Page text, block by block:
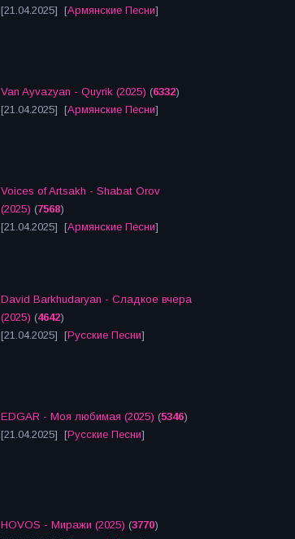
[21.04.2025] [Армянские Песни]
Van Ayvazyan - Quyrik (2025) (6332)
[21.04.2025] [Армянские Песни]
Voices of Artsakh - Shabat Orov
(2025) (7568)
[21.04.2025] [Армянские Песни]
David Barkhudaryan - Сладкое вчера
(2025) (4642)
[21.04.2025] [Русские Песни]
EDGAR - Моя любимая (2025) (5346)
[21.04.2025] [Русские Песни]
HOVOS - Миражи (2025) (3770)